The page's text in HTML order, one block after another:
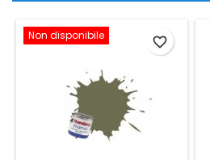
Non disponibile favorite_border